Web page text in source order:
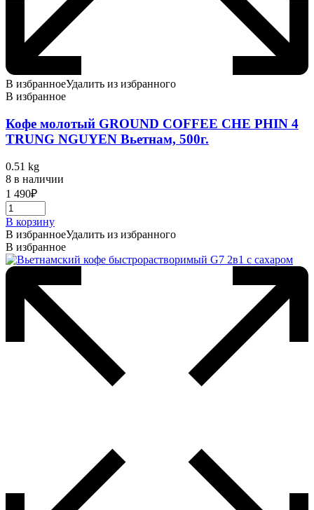
В избранноеУдалить из избранного
В избранное
Кофе молотый GROUND COFFEE CHE PHIN 4
TRUNG NGUYEN Вьетнам, 500г.
0.51 kg
8 в наличии
1 490₽
В корзину
В избранноеУдалить из избранного
В избранное